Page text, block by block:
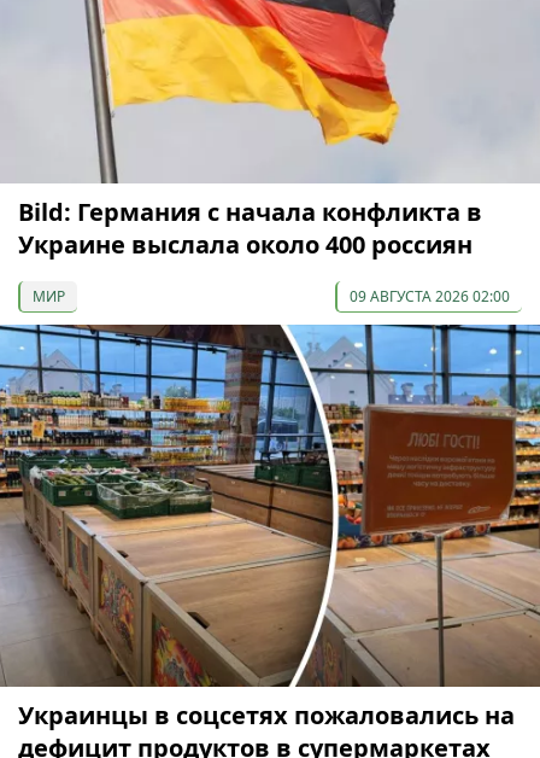
Bild: Германия с начала конфликта в
Украине выслала около 400 россиян
МИР 09 АВГУСТА 2026 02:00
Украинцы в соцсетях пожаловались на
дефицит продуктов в супермаркетах